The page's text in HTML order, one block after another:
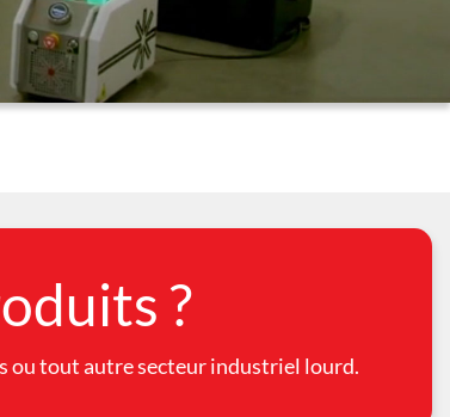
?
ou tout autre secteur industriel lourd.